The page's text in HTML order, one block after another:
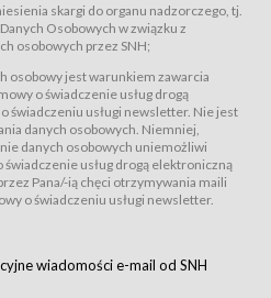
usług drogą elektroniczną (Dz.U. z 2002
Usługi świadczone są nieodpłatnie.
dostęp do Serwisu jest otwarty dla
korzystania z Serwisu jest zobowiązany
konta w Serwisie oraz zamówienie
przeznaczonego do tego formularza
dostępnych dla wszystkich
postanowień Regulaminu.
przestrzegania postanowień Regulaminu
z Serwisu.
nieodpłatnie za
skargi do organu nadzorczego, tj.
Osobowych w związku z
osobowych przez SNH;
osobowy jest warunkiem zawarcia
o świadczenie usług drogą
świadczeniu usługi newsletter. Nie jest
danych osobowych. Niemniej,
danych osobowych uniemożliwi
usług drogą elektroniczną
Pana/-ią chęci otrzymywania maili
o świadczeniu usługi newsletter.
wiadomości e-mail od SNH